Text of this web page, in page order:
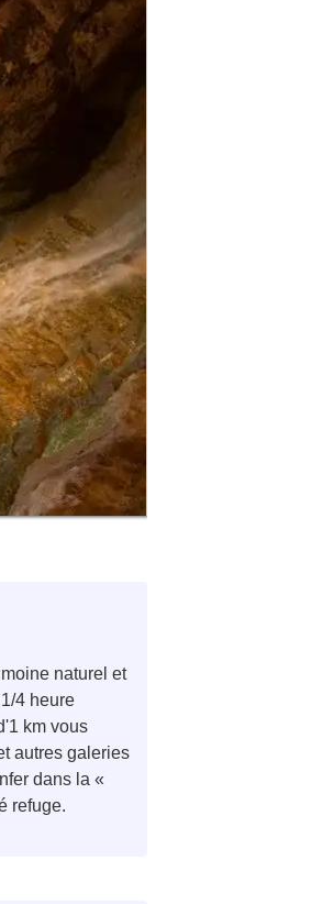
naturel et
4 heure
km vous
autres galeries
dans la «
refuge.